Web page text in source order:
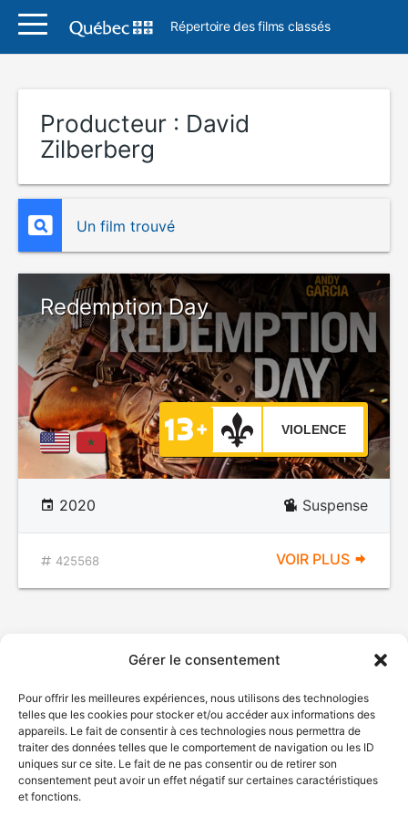
Gérer le consentement
Pour offrir les meilleures expériences, nous utilisons des technologies
telles que les cookies pour stocker et/ou accéder aux informations des
appareils. Le fait de consentir à ces technologies nous permettra de
traiter des données telles que le comportement de navigation ou les ID
uniques sur ce site. Le fait de ne pas consentir ou de retirer son
consentement peut avoir un effet négatif sur certaines caractéristiques
et fonctions.
Répertoire des films classés
Producteur : David
Zilberberg
Un film trouvé
Redemption Day
VIOLENCE
2020 Suspense
425568 VOIR PLUS